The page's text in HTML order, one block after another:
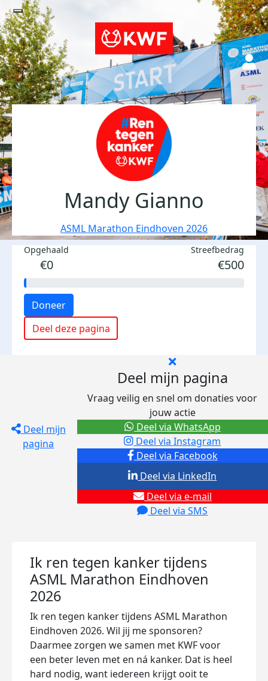
Mandy Gianno
ASML Marathon Eindhoven 2026
Opgehaald
€0
Streefbedrag
€500
Doneer
Deel deze pagina
Deel mijn
pagina
Deel mijn pagina
Vraag veilig en snel om donaties voor
jouw actie
Deel via Facebook
Deel via Instagram
Deel via e-mail
Deel via SMS
Deel via LinkedIn
Deel via WhatsApp
Ik ren tegen kanker tijdens
ASML Marathon Eindhoven
2026
Ik ren tegen kanker tijdens ASML Marathon
Eindhoven 2026. Wil jij me sponsoren?
Daarmee zorgen we samen met KWF voor
een beter leven met en ná kanker. Dat is heel
hard nodig, want iedereen krijgt ooit te